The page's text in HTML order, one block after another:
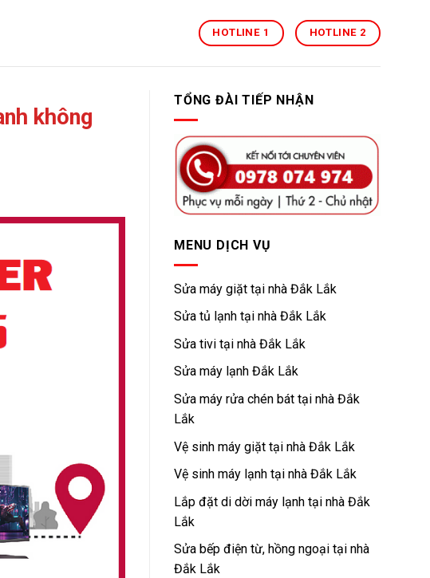
HOTLINE 1 HOTLINE 2
không
TỔNG ĐÀI TIẾP NHẬN
MENU DỊCH VỤ
Sửa máy giặt tại nhà Đắk Lắk
Sửa tủ lạnh tại nhà Đắk Lắk
Sửa tivi tại nhà Đắk Lắk
Sửa máy lạnh Đắk Lắk
Sửa máy rửa chén bát tại nhà Đắk
Lắk
Vệ sinh máy giặt tại nhà Đắk Lắk
Vệ sinh máy lạnh tại nhà Đắk Lắk
Lắp đặt di dời máy lạnh tại nhà Đắk
Lắk
Sửa bếp điện từ, hồng ngoại tại nhà
Đắk Lắk